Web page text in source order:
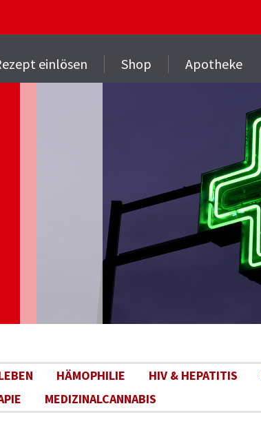
einlösen Shop Apotheke
HÄMOPHILIE HIV & HEPATITIS
MEDIZINALCANNABIS